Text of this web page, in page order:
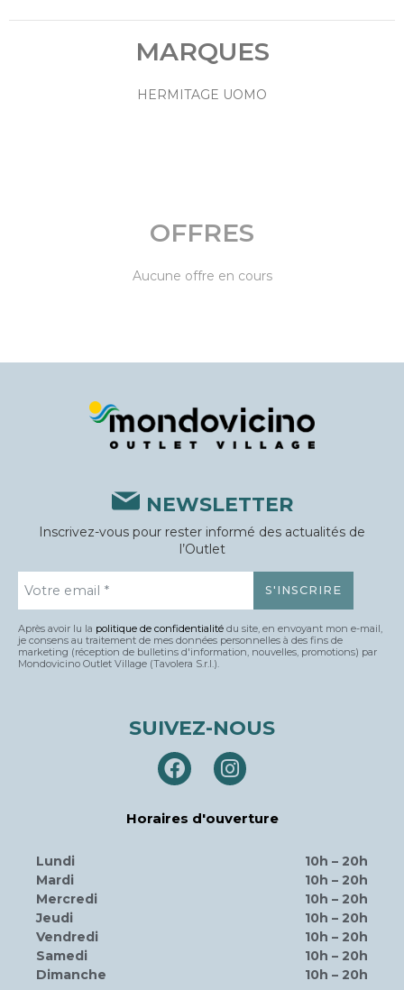
MARQUES
HERMITAGE UOMO
OFFRES
Aucune offre en cours
NEWSLETTER
Inscrivez-vous pour rester informé des actualités de
l’Outlet
Après avoir lu la politique de confidentialité du site, en envoyant mon e-mail,
je consens au traitement de mes données personnelles à des fins de
marketing (réception de bulletins d'information, nouvelles, promotions) par
Mondovicino Outlet Village (Tavolera S.r.l.).
SUIVEZ-NOUS
Horaires d'ouverture
Lundi
Mardi
Mercredi
Jeudi
Vendredi
Samedi
Dimanche
10h – 20h
10h – 20h
10h – 20h
10h – 20h
10h – 20h
10h – 20h
10h – 20h